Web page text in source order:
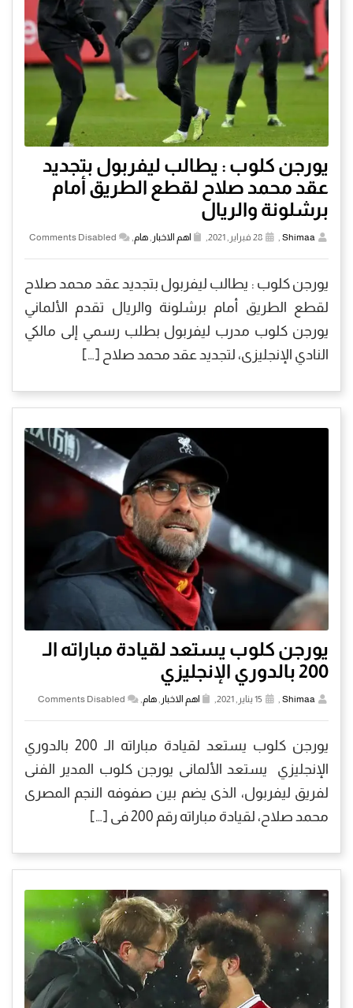
يورجن كلوب : يطالب ليفربول بتجديد
عقد محمد صلاح لقطع الطريق أمام
برشلونة والريال
Shimaa
, اهم الاخبار ,هام,
Comments Disabled
يورجن كلوب : يطالب ليفربول بتجديد عقد محمد صلاح
لقطع الطريق أمام برشلونة والريال تقدم الألماني
يورجن كلوب مدرب ليفربول بطلب رسمي إلى مالكي
النادي الإنجليزى، لتجديد عقد محمد صلاح […]
يورجن كلوب يستعد لقيادة مباراته الـ
200 بالدوري الإنجليزي
Shimaa
, اهم الاخبار ,هام,
Comments Disabled
يورجن كلوب يستعد لقيادة مباراته الـ 200 بالدوري
الإنجليزي يستعد الألمانى يورجن كلوب المدير الفنى
لفريق ليفربول، الذى يضم بين صفوفه النجم المصرى
محمد صلاح، لقيادة مباراته رقم 200 فى […]